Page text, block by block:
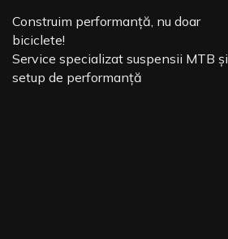
Construim performanță, nu doar
biciclete!
Service specializat suspensii MTB și
setup de performanță